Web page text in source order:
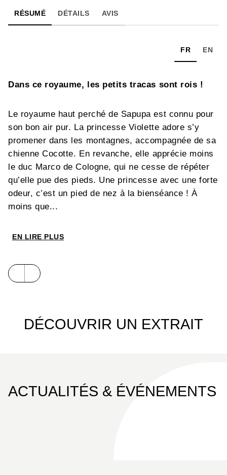
RÉSUMÉ DÉTAILS AVIS
FR EN
Dans ce royaume, les petits tracas sont rois !
Le royaume haut perché de Sapupa est connu pour
son bon air pur. La princesse Violette adore s’y
promener dans les montagnes, accompagnée de sa
chienne Cocotte. En revanche, elle apprécie moins
le duc Marco de Cologne, qui ne cesse de répéter
qu’elle pue des pieds. Une princesse avec une forte
odeur, c’est un pied de nez à la bienséance ! À
moins que...
EN LIRE PLUS
DÉCOUVRIR UN EXTRAIT
ACTUALITÉS & ÉVÉNEMENTS